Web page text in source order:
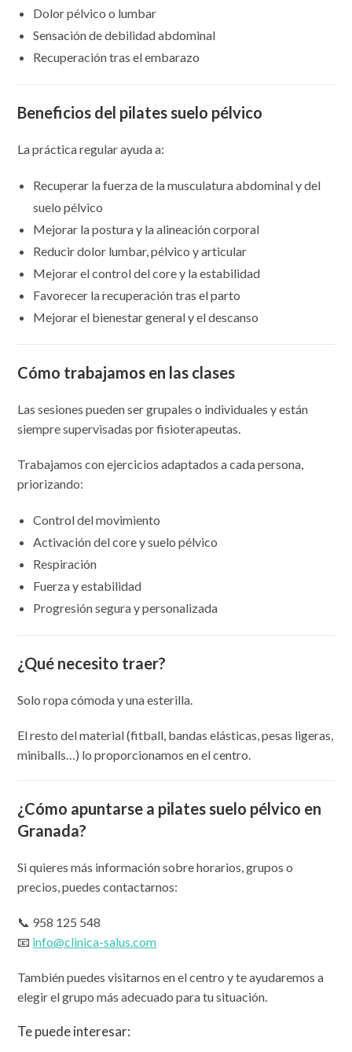
Dolor pélvico o lumbar
Sensación de debilidad abdominal
Recuperación tras el embarazo
Beneficios del pilates suelo pélvico
La práctica regular ayuda a:
Recuperar la fuerza de la musculatura abdominal y del
suelo pélvico
Mejorar la postura y la alineación corporal
Reducir dolor lumbar, pélvico y articular
Mejorar el control del core y la estabilidad
Favorecer la recuperación tras el parto
Mejorar el bienestar general y el descanso
Cómo trabajamos en las clases
Las sesiones pueden ser grupales o individuales y están
siempre supervisadas por fisioterapeutas.
Trabajamos con ejercicios adaptados a cada persona,
priorizando:
Control del movimiento
Activación del core y suelo pélvico
Respiración
Fuerza y estabilidad
Progresión segura y personalizada
¿Qué necesito traer?
Solo ropa cómoda y una esterilla.
El resto del material (fitball, bandas elásticas, pesas ligeras,
miniballs…) lo proporcionamos en el centro.
¿Cómo apuntarse a pilates suelo pélvico en
Granada?
Si quieres más información sobre horarios, grupos o
precios, puedes contactarnos:
📞 958 125 548
📧 info@clinica-salus.com
También puedes visitarnos en el centro y te ayudaremos a
elegir el grupo más adecuado para tu situación.
Te puede interesar: